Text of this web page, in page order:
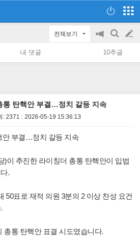
전체보기
공
지
on/off
검
색
글
쓰
내 댓글 10추글
통 탄핵안 부결…정치 갈등 지속
: 2371 2026-05-19 15:36:13
안 부결…정치 갈등 지속
)이 추진한 라이칭더 총통 탄핵안이 입법
.
50표로 재적 의원 3분의 2 이상 찬성 요건
총통 탄핵안 표결 시도였습니다.